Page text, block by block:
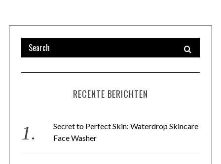
RECENTE BERICHTEN
Secret to Perfect Skin: Waterdrop Skincare
Face Washer